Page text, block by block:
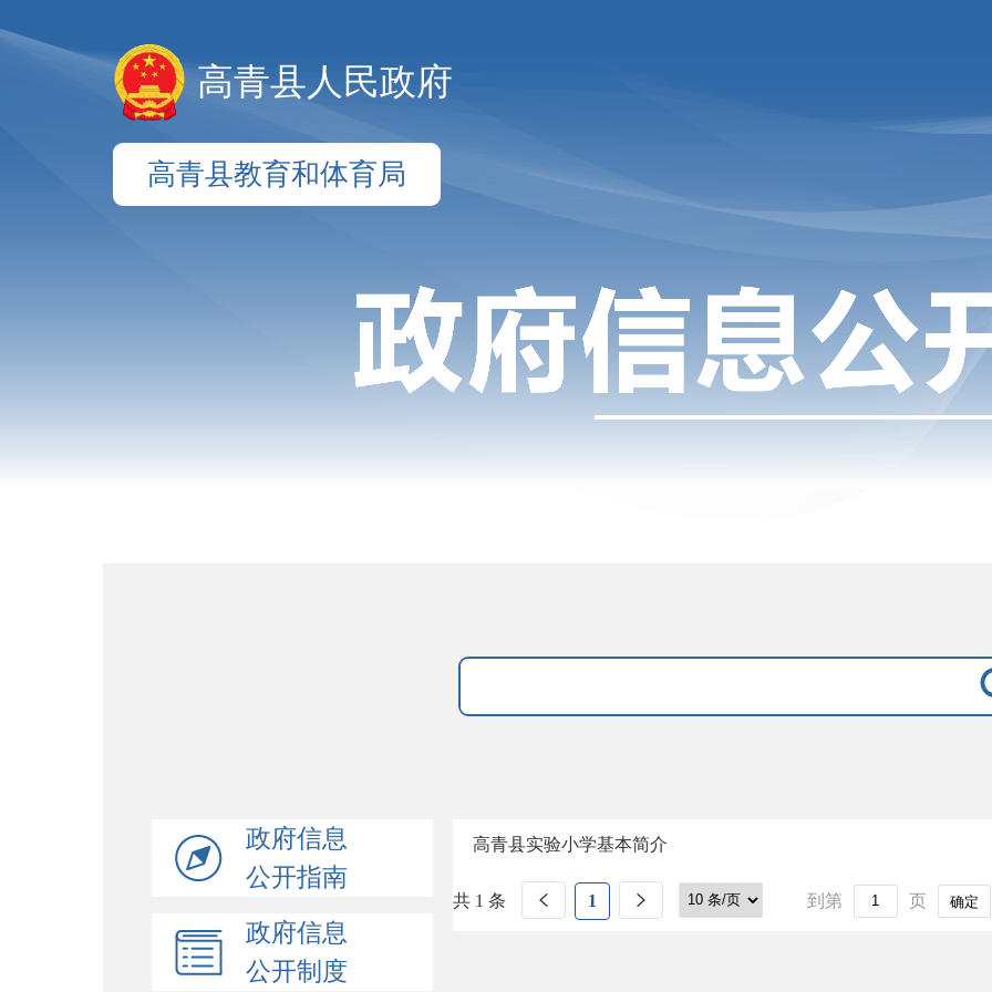
高青县人民政府
高青县教育和体育局
政府信息
公开指南
政府信息
公开制度
高青县实验小学基本简介
共 1 条 1 到第 页 确定